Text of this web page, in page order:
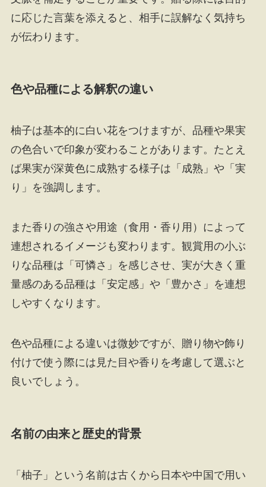
に応じた言葉を添えると、相手に誤解なく気持ち
が伝わります。
色や品種による解釈の違い
柚子は基本的に白い花をつけますが、品種や果実
の色合いで印象が変わることがあります。たとえ
ば果実が深黄色に成熟する様子は「成熟」や「実
り」を強調します。
また香りの強さや用途（食用・香り用）によって
連想されるイメージも変わります。観賞用の小ぶ
りな品種は「可憐さ」を感じさせ、実が大きく重
量感のある品種は「安定感」や「豊かさ」を連想
しやすくなります。
色や品種による違いは微妙ですが、贈り物や飾り
付けで使う際には見た目や香りを考慮して選ぶと
良いでしょう。
名前の由来と歴史的背景
「柚子」という名前は古くから日本や中国で用い